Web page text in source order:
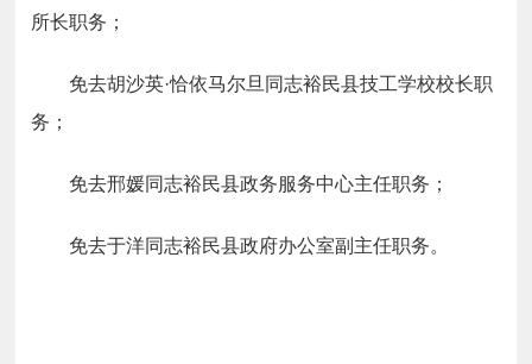
所长职务；
免去胡沙英·恰依马尔旦同志裕民县技工学校校长职
务；
免去邢媛同志裕民县政务服务中心主任职务；
免去于洋同志裕民县政府办公室副主任职务。